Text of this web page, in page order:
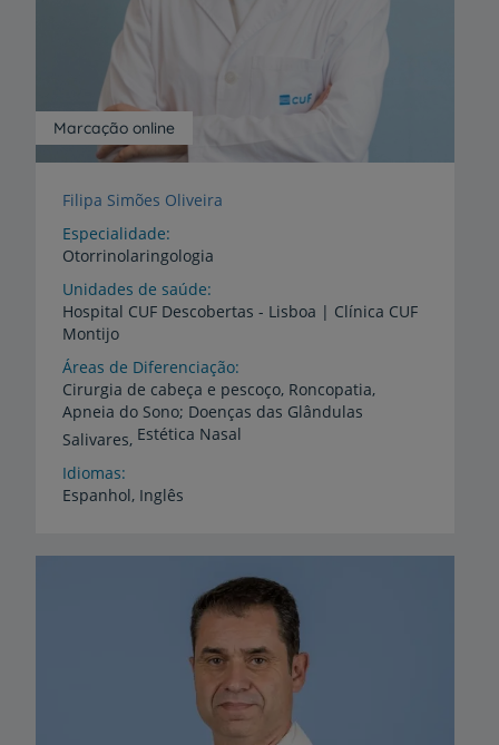
Marcação online
Filipa Simões Oliveira
Especialidade
Otorrinolaringologia
Unidades de saúde
Hospital CUF Descobertas - Lisboa | Clínica CUF
Montijo
Áreas de Diferenciação
Cirurgia de cabeça e pescoço, Roncopatia,
Apneia do Sono; Doenças das Glândulas
Salivares, Estética Nasal
Idiomas
Espanhol, Inglês